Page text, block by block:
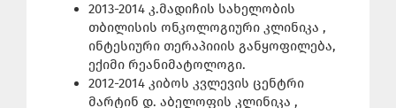
2013-2014 კ.მადიჩის სახელობის
თბილისის ონკოლოგიური კლინიკა ,
ინტესიური თერაპიიის განყოფილება,
ექიმი რეანიმატოლოგი.
2012-2014 კიბოს კვლევის ცენტრი
მარტინ დ. აბელოფის კლინიკა ,